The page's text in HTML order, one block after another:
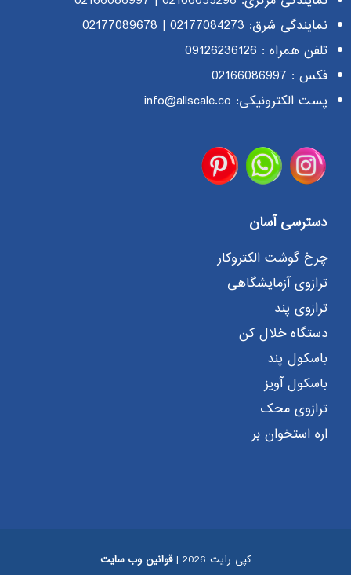
نمایندگی شرق: 02177084273
|
02177089678
تلفن همراه : 09126236126
فکس : 02166086997
پست الکترونیکی: info@allscale.co
دسترسی آسان
چرخ گوشت الکتروکار
ترازوی آزمایشگاهی
ترازوی پند
دستگاه خلال کن
باسکول پند
باسکول آویز
ترازوی محک
اره استخوان بر
کپی رایت 2026 |
قوانین وب سایت